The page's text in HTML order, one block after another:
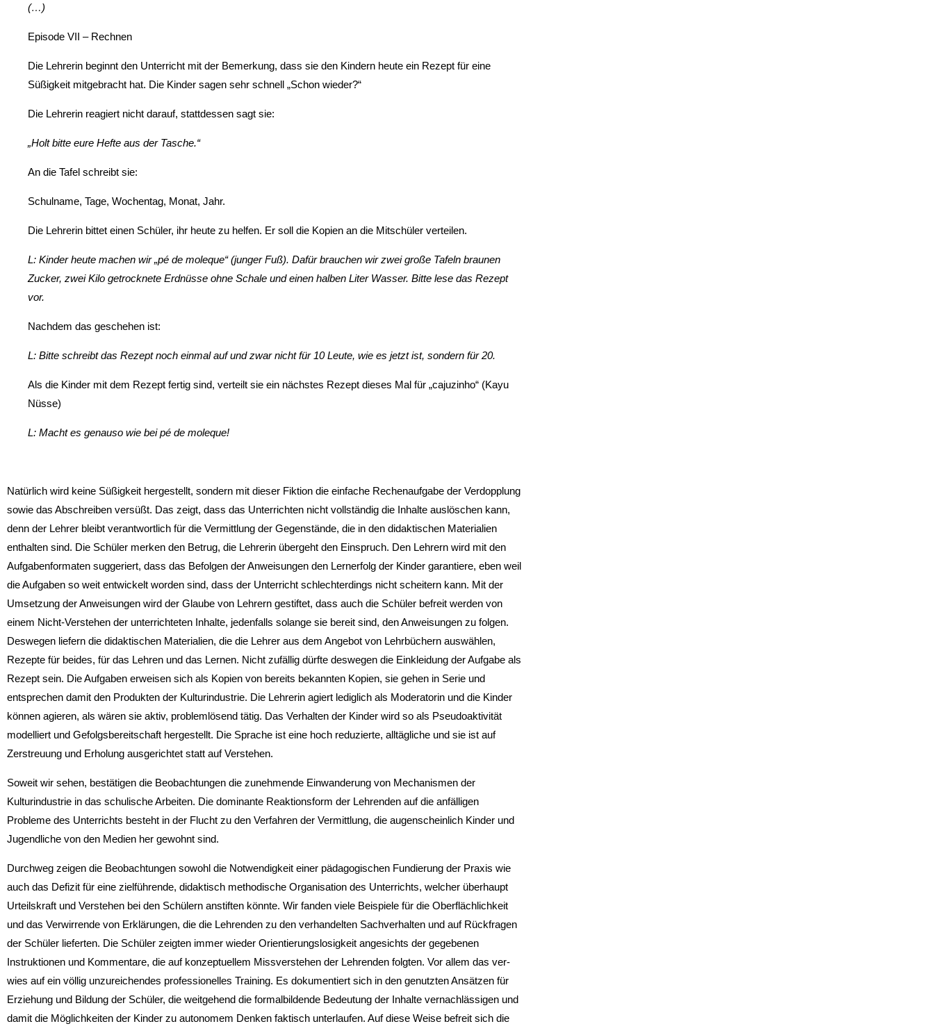
(…)
Episode VII – Rechnen
Die Lehrerin beginnt den Unterricht mit der Bemerkung, dass sie den Kin­dern heute ein Rezept für eine
Süßigkeit mitgebracht hat. Die Kinder sagen sehr schnell „Schon wieder?“
Die Lehrerin reagiert nicht darauf, stattdessen sagt sie:
„Holt bitte eure Hefte aus der Tasche.“
An die Tafel schreibt sie:
Schulname, Tage, Wochentag, Monat, Jahr.
Die Lehrerin bittet einen Schüler, ihr heute zu helfen. Er soll die Kopien an die Mitschüler verteilen.
L: Kinder heute machen wir „pé de moleque“ (junger Fuß). Dafür brauchen wir zwei große Tafeln braunen
Zucker, zwei Kilo getrocknete Erdnüsse ohne Schale und einen halben Li­ter Wasser. Bitte lese das Rezept
vor.
Nachdem das geschehen ist:
L: Bitte schreibt das Rezept noch einmal auf und zwar nicht für 10 Leute, wie es jetzt ist, sondern für 20.
Als die Kinder mit dem Rezept fertig sind, verteilt sie ein nächstes Rezept dieses Mal für „cajuzinho“ (Kayu
Nüsse)
L: Macht es genauso wie bei pé de moleque!
Natürlich wird keine Süßigkeit hergestellt, sondern mit dieser Fiktion die ein­fache Rechenaufgabe der Verdopplung
sowie das Abschreiben versüßt. Das zeigt, dass das Unterrichten nicht vollständig die Inhalte auslöschen kann,
denn der Lehrer bleibt verantwortlich für die Vermittlung der Gegenstände, die in den didaktischen Materialien
enthalten sind. Die Schüler merken den Betrug, die Lehrerin übergeht den Einspruch. Den Lehrern wird mit den
Auf­gabenformaten suggeriert, dass das Befolgen der Anweisungen den Lerner­folg der Kinder garantiere, eben weil
die Aufgaben so weit entwickelt wor­den sind, dass der Unterricht schlechterdings nicht scheitern kann. Mit der
Umsetzung der Anweisungen wird der Glaube von Lehrern gestiftet, dass auch die Schüler befreit werden von
einem Nicht-Verstehen der unterrichte­ten Inhalte, jedenfalls solange sie bereit sind, den Anweisungen zu folgen.
Deswegen liefern die didaktischen Materialien, die die Lehrer aus dem An­gebot von Lehrbüchern auswählen,
Rezepte für beides, für das Lehren und das Lernen. Nicht zufällig dürfte deswegen die Einkleidung der Aufgabe als
Rezept sein. Die Aufgaben erweisen sich als Kopien von bereits bekannten Kopien, sie gehen in Serie und
entsprechen damit den Produkten der Kultur­industrie. Die Lehrerin agiert lediglich als Moderatorin und die Kinder
kön­nen agieren, als wären sie aktiv, problemlösend tätig. Das Verhalten der Kin­der wird so als Pseudoaktivität
modelliert und Gefolgsbereitschaft hergestellt. Die Sprache ist eine hoch reduzierte, alltägliche und sie ist auf
Zerstreuung und Erholung ausgerichtet statt auf Verstehen.
Soweit wir sehen, bestätigen die Beobachtungen die zunehmende Einwande­rung von Mechanismen der
Kulturindustrie in das schulische Arbeiten. Die dominante Reaktionsform der Lehrenden auf die anfälligen
Probleme des Un­terrichts besteht in der Flucht zu den Verfahren der Vermittlung, die augen­scheinlich Kinder und
Jugendliche von den Medien her gewohnt sind.
Durchweg zeigen die Beobachtungen sowohl die Notwendigkeit einer pädagogischen Fundierung der Praxis wie
auch das Defizit für eine zielführende, didaktisch methodische Organisation des Unterrichts, welcher über­haupt
Urteilskraft und Verstehen bei den Schülern anstiften könnte. Wir fan­den viele Beispiele für die Oberflächlichkeit
und das Verwirrende von Erklä­rungen, die die Lehrenden zu den verhandelten Sachverhalten und auf Rück­fragen
der Schüler lieferten. Die Schüler zeigten immer wieder Orientie­rungslosigkeit angesichts der gegebenen
Instruktionen und Kommentare, die auf konzeptuellem Missverstehen der Lehrenden folgten. Vor allem das ver­
wies auf ein völlig unzureichendes professionelles Training. Es dokumentiert sich in den genutzten Ansätzen für
Erziehung und Bildung der Schüler, die weitgehend die formalbildende Bedeutung der Inhalte vernachlässigen und
damit die Möglichkeiten der Kinder zu autonomem Denken faktisch unterlau­fen. Auf diese Weise befreit sich die